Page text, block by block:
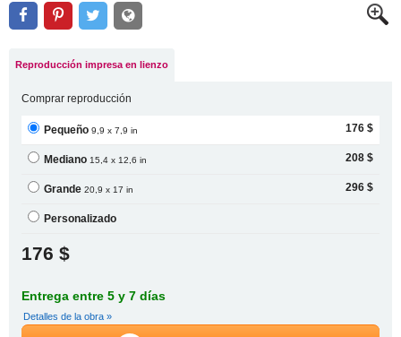
Reproducción impresa en lienzo
Comprar reproducción
Pequeño9,9 x 7,9 in 176 $
Mediano15,4 x 12,6 in 208 $
Grande20,9 x 17 in 296 $
Personalizado
176 $
Entrega entre 5 y 7 días
Detalles de la obra »